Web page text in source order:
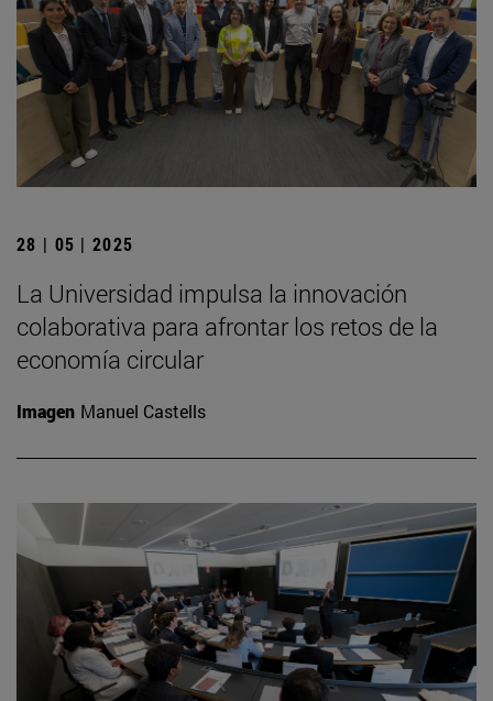
28 | 05 | 2025
La Universidad impulsa la innovación
colaborativa para afrontar los retos de la
economía circular
Imagen Manuel Castells